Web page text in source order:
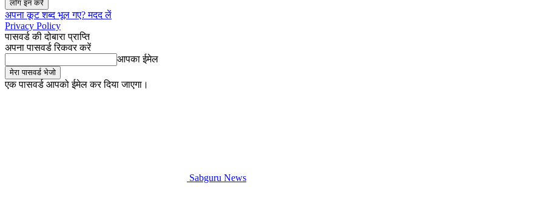
अपना कूट शब्द भूल गए? मदद लें
Privacy Policy
पासवर्ड की दोबारा प्राप्ति
अपना पासवर्ड रिकवर करें
आपका ईमेल
एक पासवर्ड आपको ईमेल कर दिया जाएगा।
Sabguru News